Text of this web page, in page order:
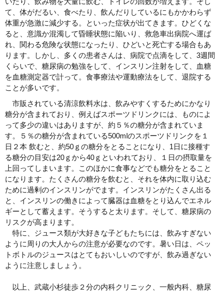
て、体がだるい、食べたり、飲んだりしているにもかかわらず
体重が急激に減少する。といった症状が出てきます。ひどくな
ると、意識か混濁して昏睡状態に陥いり、救急車出病院へ運ば
れ、関わる危険な状態になったり、ひどいと死亡する場合もあ
ります。しかし、多くの患者さんは、病院で点滴をして、3週間
くらいで、糖尿病の勉強をして、インスリン注射をして、血糖
を血糖測定器で計って。食事療法や運動療法をして、退院する
ことが多いです。
市販されている清涼飲料水は、飲みやすくするためにかなり
糖分が含まれており、例えばスポーツドリンクには、ものによ
って多少の違いはありますが、約５％の糖分が含まれていま
す。５％の糖分が含まれている500mlのスポーツドリンクを１
日２本 飲むと、約50ｇの糖分をとることになり、1日に接種す
る糖分の目安は20ｇから40ｇといわれており、１日の摂取量を
上回ってしまいます。このほかに食事などでも糖分をとること
になります。たくさんの糖分を飲むと、それを体内に取り込む
ために過剰のインスリンがでます。インスリンがたくさん出る
と、インスリンの働きによって臓器は血糖をとり込んでエネル
ギーとして蓄えます。そうすると太ります。そして、糖尿病の
リスクが高まります。
特に、ジュース類が大好きな子どもたちには、飲みすぎない
ように周りの大人からの注意が必要なのです。暑い日は、ペッ
トボトルのジュースはとてもおいしいのですが、飲み過ぎない
ように注意しましょう。
以上、武蔵小杉徒歩２分の内科クリニック、一般内科、糖尿